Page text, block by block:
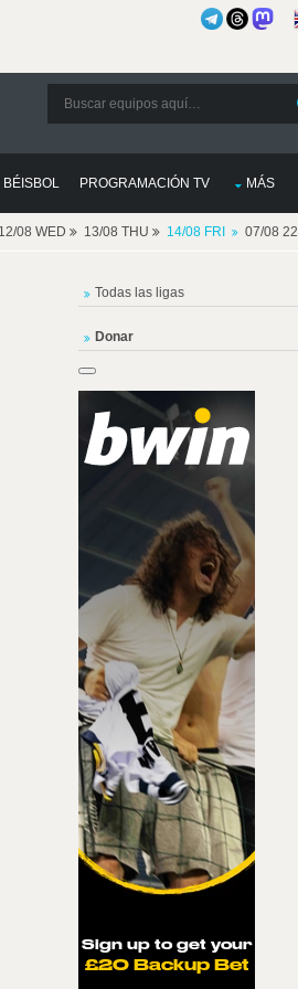
BÉISBOL PROGRAMACIÓN TV MÁS
12/08 WED 13/08 THU 14/08 FRI 07/08
Todas las ligas
Donar